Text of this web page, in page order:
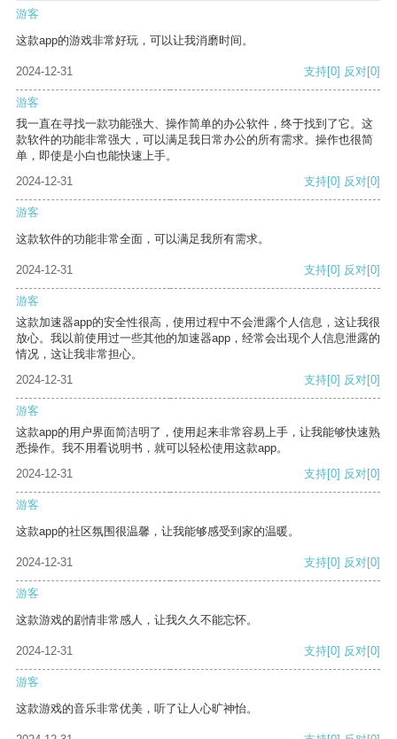
游客
这款app的游戏非常好玩，可以让我消磨时间。
2024-12-31 支持[0] 反对[0]
游客
我一直在寻找一款功能强大、操作简单的办公软件，终于找到了它。这
款软件的功能非常强大，可以满足我日常办公的所有需求。操作也很简
单，即使是小白也能快速上手。
2024-12-31
支持[0] 反对[0]
游客
这款软件的功能非常全面，可以满足我所有需求。
2024-12-31 支持[0] 反对[0]
游客
这款加速器app的安全性很高，使用过程中不会泄露个人信息，这让我很
放心。我以前使用过一些其他的加速器app，经常会出现个人信息泄露的
情况，这让我非常担心。
2024-12-31
支持[0] 反对[0]
游客
这款app的用户界面简洁明了，使用起来非常容易上手，让我能够快速熟
悉操作。我不用看说明书，就可以轻松使用这款app。
2024-12-31
支持[0] 反对[0]
游客
这款app的社区氛围很温馨，让我能够感受到家的温暖。
2024-12-31 支持[0] 反对[0]
游客
这款游戏的剧情非常感人，让我久久不能忘怀。
2024-12-31 支持[0] 反对[0]
游客
这款游戏的音乐非常优美，听了让人心旷神怡。